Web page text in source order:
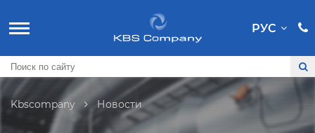
РУС
Kbscompany Новости